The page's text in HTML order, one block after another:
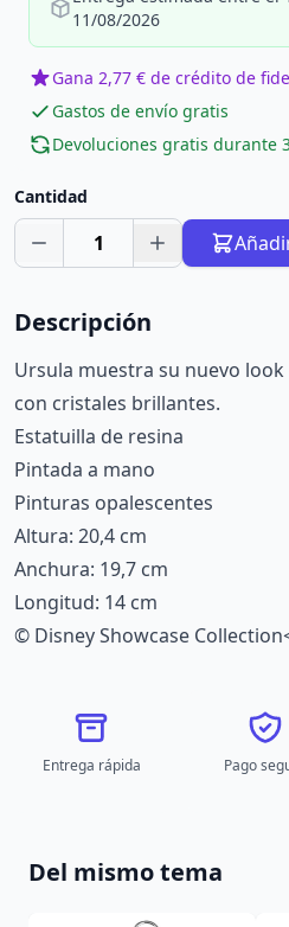
11/08/2026
Gana 2,77 € de crédito de
Gastos de envío gratis
Devoluciones gratis durante
Cantidad
1
Descripción
Ursula muestra su nuevo
con cristales brillantes.
Estatuilla de resina
Pintada a mano
Pinturas opalescentes
Altura: 20,4 cm
Anchura: 19,7 cm
Longitud: 14 cm
© Disney Showcase
Entrega rápida Pago
Del mismo tema